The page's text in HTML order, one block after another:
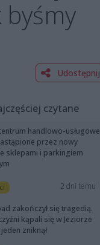
byśmy
Udostępnij
czytane
handlowo-usługowe
przez nowy
sklepami i parkingiem
2 dni temu
zakończył się tragedią.
kąpali się w Jeziorze
zniknął